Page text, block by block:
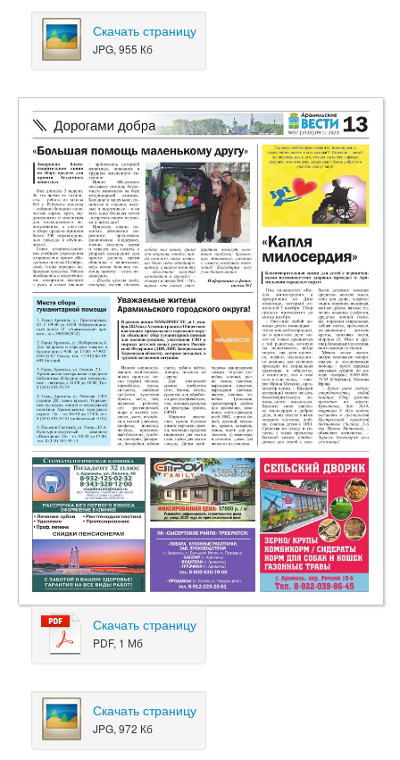
Скачать страницу
JPG, 955 Кб
Скачать страницу
PDF, 1 Мб
Скачать страницу
JPG, 972 Кб